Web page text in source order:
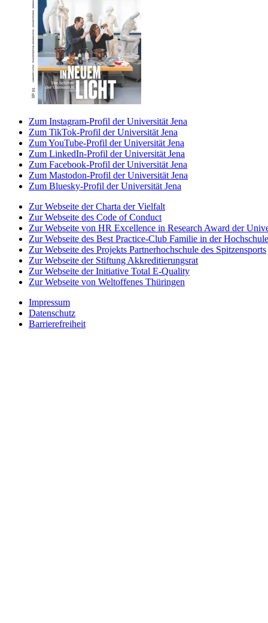
Zum Instagram-Profil der Universität Jena
Zum TikTok-Profil der Universität Jena
Zum YouTube-Profil der Universität Jena
Zum LinkedIn-Profil der Universität Jena
Zum Facebook-Profil der Universität Jena
Zum Mastodon-Profil der Universität Jena
Zum Bluesky-Profil der Universität Jena
Zur Webseite der Charta der Vielfalt
Zur Webseite des Code of Conduct
Zur Webseite von HR Excellence in Research Award der
Zur Webseite des Best Practice-Club Familie in der Hochschule
Zur Webseite des Projekts Partnerhochschule des Spitzensports
Zur Webseite der Stiftung Akkreditierungsrat
Zur Webseite der Initiative Total E-Quality
Zur Webseite von Weltoffenes Thüringen
Impressum
Datenschutz
Barrierefreiheit